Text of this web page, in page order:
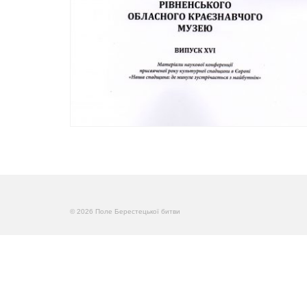
© 2026 Поле Берестецької битви